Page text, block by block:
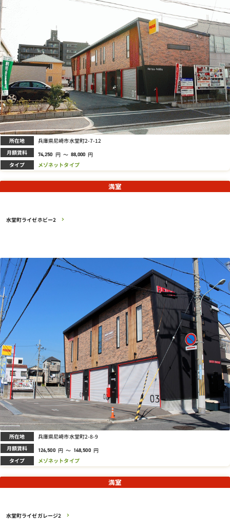
所在地 兵庫県尼崎市水堂町2-7-12
月額賃料 74,250 円 ～ 88,000 円
タイプ メゾネットタイプ
水堂町ライゼホビー2
満室
所在地 兵庫県尼崎市水堂町2-8-9
月額賃料 126,500 円 ～ 148,500 円
タイプ メゾネットタイプ
水堂町ライゼガレージ2
満室